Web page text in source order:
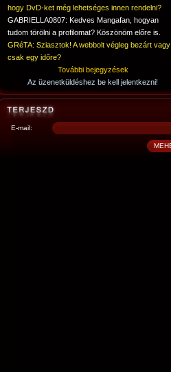
hogy DvD-ket még lehetséges innen rendelni?
GABRIELLA0807: Kedves Mangafan, hogyan
tudom törölni a profilomat? Köszönöm előre is.
GRéTA: Sziasztok! A webbolt végleg bezárt vagy
csak egy időre?
További bejegyzések
Az üzenetküldéshez be kell jelentkezni!
E-mail: